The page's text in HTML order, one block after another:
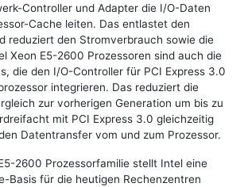
Controller und Adapter die I/O-Daten
Cache leiten. Das entlastet den
reduziert den Stromverbrauch sowie die
Xeon E5-2600 Prozessoren sind auch die
die den I/O-Controller für PCI Express 3.0
integrieren. Das reduziert die
zur vorherigen Generation um bis zu
mit PCI Express 3.0 gleichzeitig
Datentransfer vom und zum Prozessor.
2600 Prozessorfamilie stellt Intel eine
Basis für die heutigen Rechenzentren